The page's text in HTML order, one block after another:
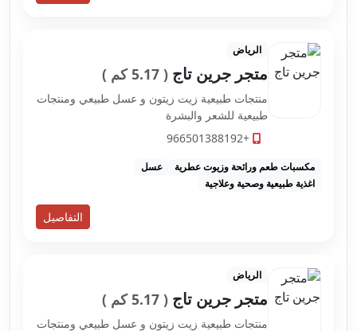
الرياض
متجر جرين تاج ( 5.17 كم )
منتجات طبيعية زيت زيتون و عسل طبيعي ومنتجات
طبيعية للشعر والبشرة
+966501388192
مكسبات طعم ورائحة وزيوت عطرية
عسل
اغذية طبيعية وصحية وعلاجية
التفاصيل
الرياض
متجر جرين تاج ( 5.17 كم )
منتجات طبيعية زيت زيتون و عسل طبيعي ومنتجات